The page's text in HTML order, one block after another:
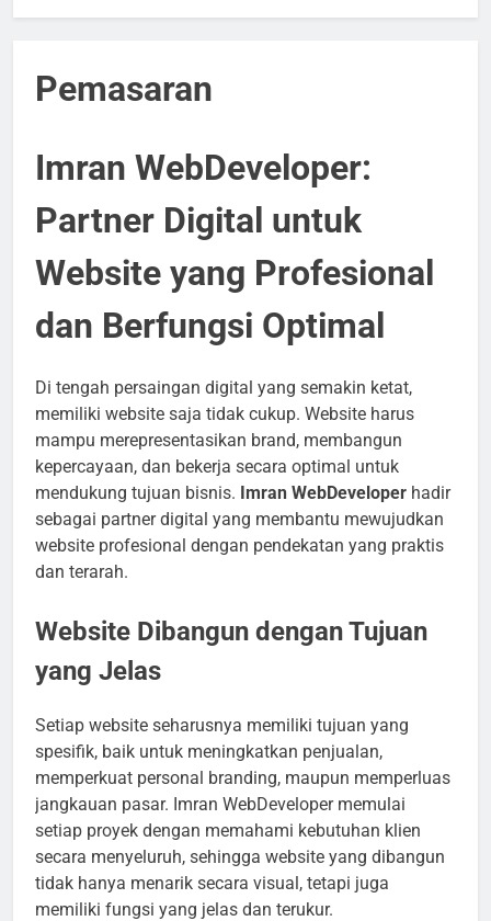
Pemasaran
Imran WebDeveloper:
Partner Digital untuk
Website yang Profesional
dan Berfungsi Optimal
Di tengah persaingan digital yang semakin ketat,
memiliki website saja tidak cukup. Website harus
mampu merepresentasikan brand, membangun
kepercayaan, dan bekerja secara optimal untuk
mendukung tujuan bisnis. Imran WebDeveloper hadir
sebagai partner digital yang membantu mewujudkan
website profesional dengan pendekatan yang praktis
dan terarah.
Website Dibangun dengan Tujuan
yang Jelas
Setiap website seharusnya memiliki tujuan yang
spesifik, baik untuk meningkatkan penjualan,
memperkuat personal branding, maupun memperluas
jangkauan pasar. Imran WebDeveloper memulai
setiap proyek dengan memahami kebutuhan klien
secara menyeluruh, sehingga website yang dibangun
tidak hanya menarik secara visual, tetapi juga
memiliki fungsi yang jelas dan terukur.